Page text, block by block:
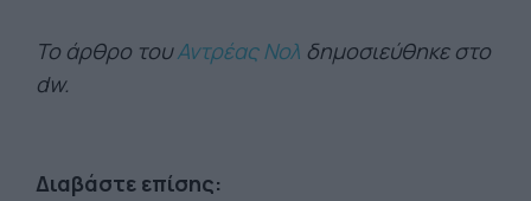
Το άρθρο τουΑντρέας Νολ δημοσιεύθηκε στο
dw.
Διαβάστε επίσης: